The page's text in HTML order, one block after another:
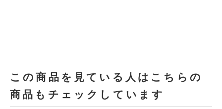
この商品を見ている人はこちらの
商品もチェックしています